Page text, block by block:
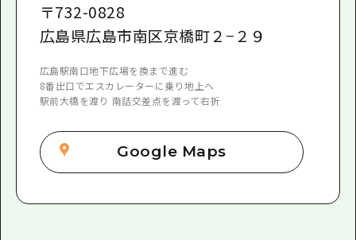
〒732-0828
広島県広島市南区京橋町２−２９
広島駅南口地下広場を換まで進む
8番出口でエスカレーターに乗り地上へ
駅前大橋を渡り 南詰交差点を渡って右折
Google Maps